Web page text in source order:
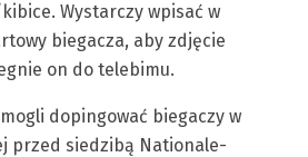
Wystarczy wpisać w
biegacza, aby zdjęcie
on do telebimu.
dopingować biegaczy w
przed siedzibą Nationale-